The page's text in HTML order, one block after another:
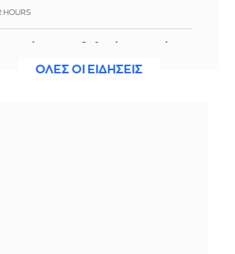
HOURS
από τον Μυστρά
ΟΛΕΣ ΟΙ ΕΙΔΗΣΕΙΣ